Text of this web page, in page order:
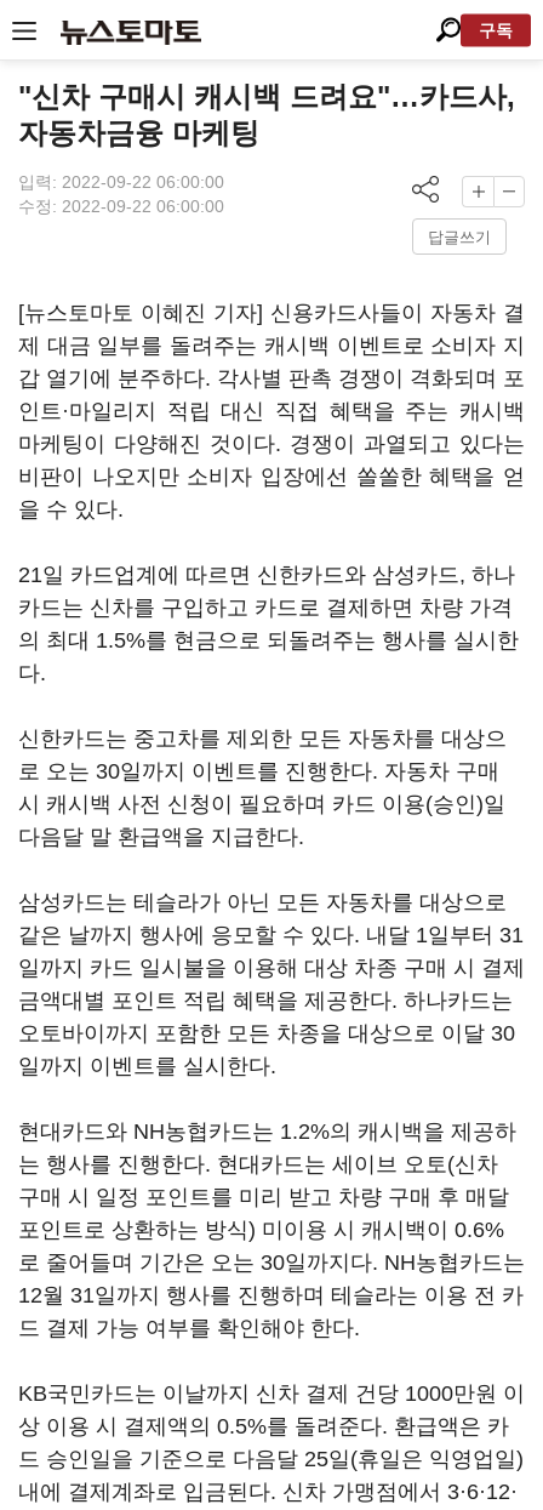
구독
"신차 구매시 캐시백 드려요"…카드사,
자동차금융 마케팅
입력: 2022-09-22 06:00:00
수정: 2022-09-22 06:00:00
답글쓰기
[뉴스토마토 이혜진 기자] 신용카드사들이 자동차 결
제 대금 일부를 돌려주는 캐시백 이벤트로 소비자 지
갑 열기에 분주하다. 각사별 판촉 경쟁이 격화되며 포
인트·마일리지 적립 대신 직접 혜택을 주는 캐시백
마케팅이 다양해진 것이다. 경쟁이 과열되고 있다는
비판이 나오지만 소비자 입장에선 쏠쏠한 혜택을 얻
을 수 있다.
21일 카드업계에 따르면 신한카드와 삼성카드, 하나
카드는 신차를 구입하고 카드로 결제하면 차량 가격
의 최대 1.5%를 현금으로 되돌려주는 행사를 실시한
다.
신한카드는 중고차를 제외한 모든 자동차를 대상으
로 오는 30일까지 이벤트를 진행한다. 자동차 구매
시 캐시백 사전 신청이 필요하며 카드 이용(승인)일
다음달 말 환급액을 지급한다.
삼성카드는 테슬라가 아닌 모든 자동차를 대상으로
같은 날까지 행사에 응모할 수 있다. 내달 1일부터 31
일까지 카드 일시불을 이용해 대상 차종 구매 시 결제
금액대별 포인트 적립 혜택을 제공한다. 하나카드는
오토바이까지 포함한 모든 차종을 대상으로 이달 30
일까지 이벤트를 실시한다.
현대카드와 NH농협카드는 1.2%의 캐시백을 제공하
는 행사를 진행한다. 현대카드는 세이브 오토(신차
구매 시 일정 포인트를 미리 받고 차량 구매 후 매달
포인트로 상환하는 방식) 미이용 시 캐시백이 0.6%
로 줄어들며 기간은 오는 30일까지다. NH농협카드는
12월 31일까지 행사를 진행하며 테슬라는 이용 전 카
드 결제 가능 여부를 확인해야 한다.
KB국민카드는 이날까지 신차 결제 건당 1000만원 이
상 이용 시 결제액의 0.5%를 돌려준다. 환급액은 카
드 승인일을 기준으로 다음달 25일(휴일은 익영업일)
내에 결제계좌로 입금된다. 신차 가맹점에서 3·6·12·